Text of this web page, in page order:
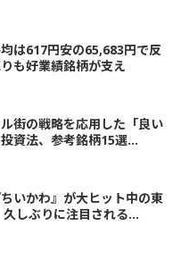
均は617円安の65,683円で反
も好業績銘柄が支え
ル街の戦略を応用した「良い
資法、参考銘柄15選...
ちいかわ』が大ヒット中の東
しぶりに注目される...